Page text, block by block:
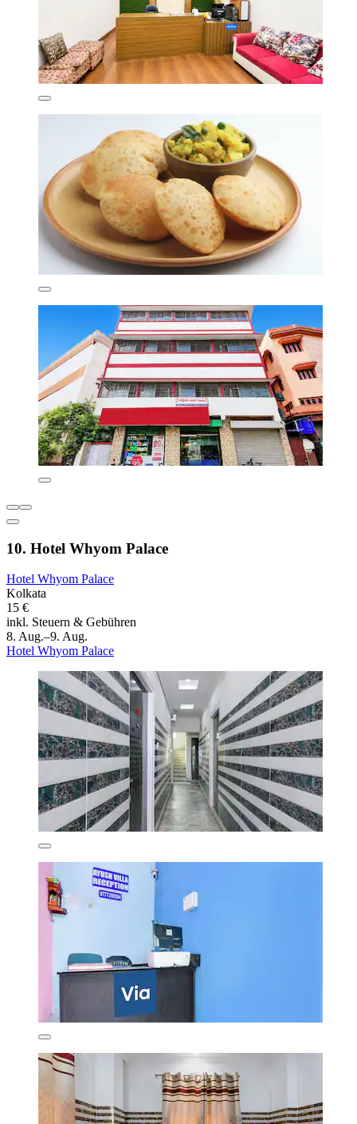
10. Hotel Whyom Palace
Hotel Whyom Palace
Kolkata
15 €
inkl. Steuern & Gebühren
8. Aug.–9. Aug.
Hotel Whyom Palace